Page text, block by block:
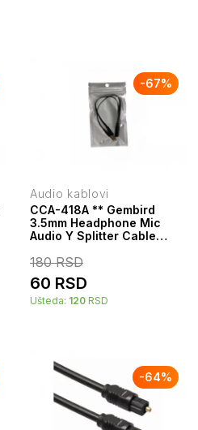
-67%
Audio kablovi
CCA-418A ** Gembird
3.5mm Headphone Mic
Audio Y Splitter Cable
adapter (87)
180RSD
60 RSD
Ušteda: 120 RSD
-64%